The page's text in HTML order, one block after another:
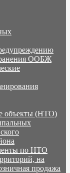
ООБЖ
объекты (НТО)
по НТО
на
продажа